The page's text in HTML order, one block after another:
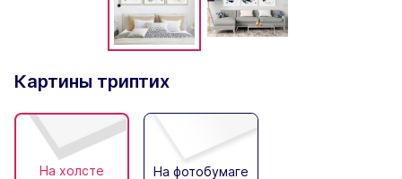
Картины триптих
На холсте На фотобумаге